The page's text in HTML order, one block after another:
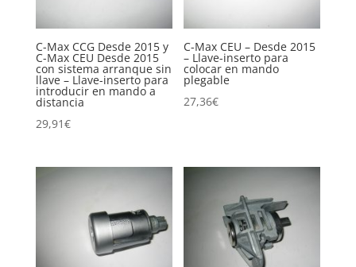
C-Max CCG Desde 2015 y
C-Max CEU Desde 2015
con sistema arranque sin
llave – Llave-inserto para
introducir en mando a
distancia
29,91€
C-Max CEU – Desde 2015
– Llave-inserto para
colocar en mando
plegable
27,36€